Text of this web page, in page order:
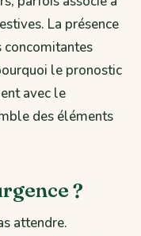
La présence
concomitantes
le pronostic
avec le
des éléments
?
attendre.